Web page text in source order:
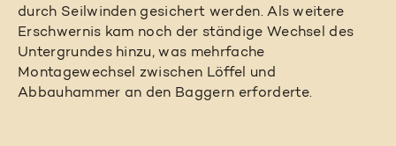
durch Seilwinden gesichert werden. Als weitere
Erschwernis kam noch der ständige Wechsel des
Untergrundes hinzu, was mehrfache
Montagewechsel zwischen Löffel und
Abbauhammer an den Baggern erforderte.